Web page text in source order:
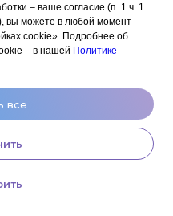
– ваше согласие (п. 1 ч. 1
вы можете в любой момент
cookie». Подробнее об
– в нашей Политике
все